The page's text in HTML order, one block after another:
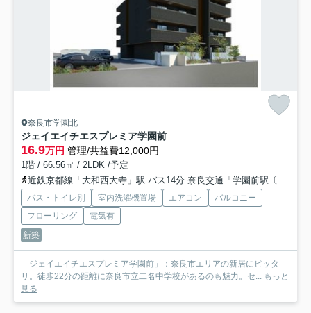
奈良市学園北
ジェイエイチエスプレミア学園前
16.9万円 管理/共益費12,000円
1階 / 66.56㎡ / 2LDK /予定
近鉄京都線「大和西大寺」駅 バス14分 奈良交通「学園前駅〔南〕」 停歩4分
バス・トイレ別 室内洗濯機置場 エアコン
バルコニー
フローリング
電気有
新築
「ジェイエイチエスプレミア学園前」：奈良市エリアの新居にピッタ
リ。徒歩22分の距離に奈良市立二名中学校があるのも魅力。セ... もっと
見る